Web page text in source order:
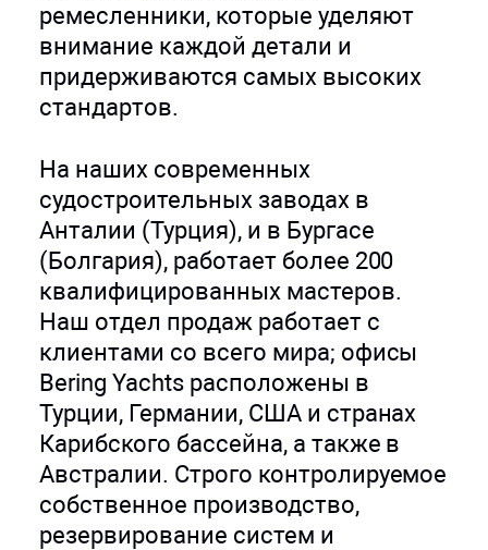
ремесленники, которые уделяют
внимание каждой детали и
придерживаются самых высоких
стандартов.
На наших современных
судостроительных заводах в
Анталии (Турция), и в Бургасе
(Болгария), работает более 200
квалифицированных мастеров.
Наш отдел продаж работает с
клиентами со всего мира; офисы
Bering Yachts расположены в
Турции, Германии, США и странах
Карибского бассейна, а также в
Австралии. Строго контролируемое
собственное производство,
резервирование систем и